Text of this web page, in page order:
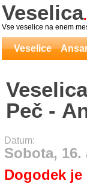
Veselica
Vse veselice na enem
Veselice
Peč -
Rusa
Datum:
Sobota, 16.
Dogodek je